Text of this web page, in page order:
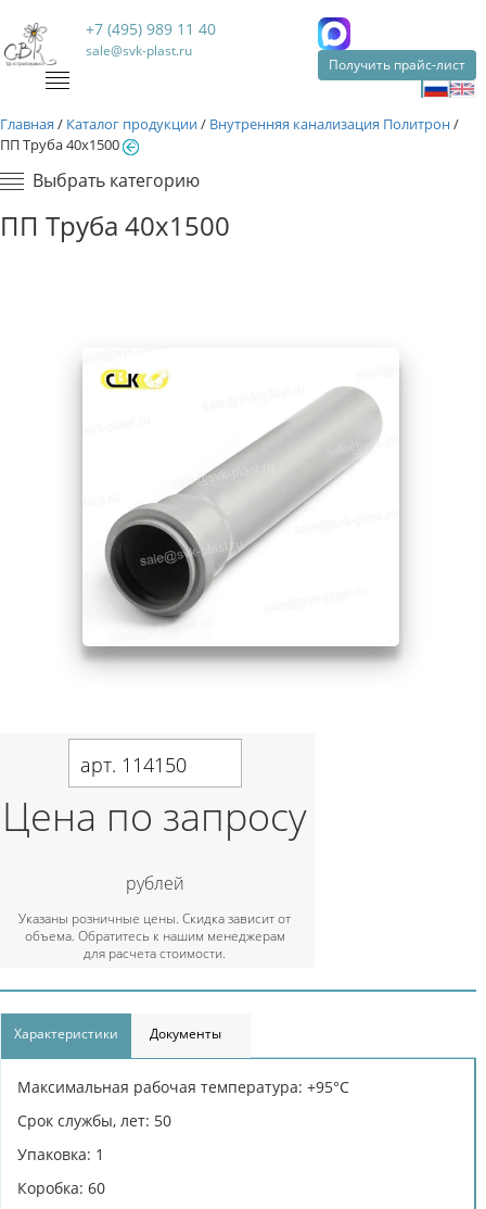
+7 (495) 989 11 40
sale@svk-plast.ru
Получить прайс-лист
Главная / Каталог продукции/ Внутренняя канализация Политрон/
ПП Труба 40х1500
Выбрать категорию
ПП Труба 40х1500
арт. 114150
Цена по запросу
рублей
Указаны розничные цены. Скидка зависит от
объема. Обратитесь к нашим менеджерам
для расчета стоимости.
Характеристики Документы
Максимальная рабочая температура: +95°С
Срок службы, лет: 50
Упаковка: 1
Коробка: 60